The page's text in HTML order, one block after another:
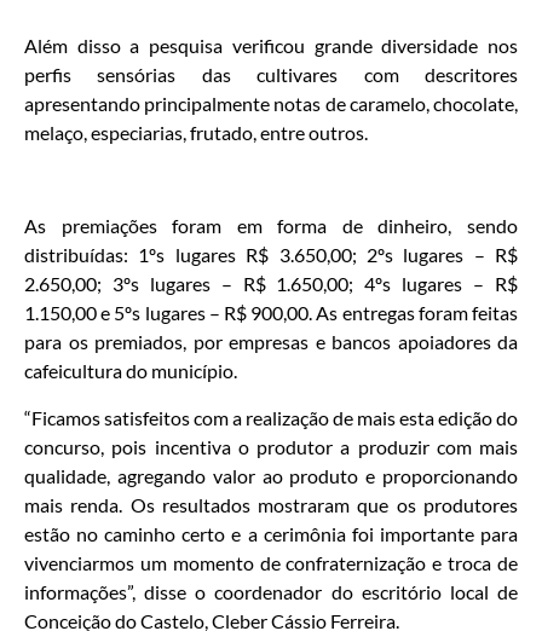
Além disso a pesquisa verificou grande diversidade nos
perfis sensórias das cultivares com descritores
apresentando principalmente notas de caramelo, chocolate,
melaço, especiarias, frutado, entre outros.
As premiações foram em forma de dinheiro, sendo
distribuídas: 1ºs lugares R$ 3.650,00; 2ºs lugares – R$
2.650,00; 3ºs lugares – R$ 1.650,00; 4ºs lugares – R$
1.150,00 e 5ºs lugares – R$ 900,00. As entregas foram feitas
para os premiados, por empresas e bancos apoiadores da
cafeicultura do município.
“Ficamos satisfeitos com a realização de mais esta edição do
concurso, pois incentiva o produtor a produzir com mais
qualidade, agregando valor ao produto e proporcionando
mais renda. Os resultados mostraram que os produtores
estão no caminho certo e a cerimônia foi importante para
vivenciarmos um momento de confraternização e troca de
informações”, disse o coordenador do escritório local de
Conceição do Castelo, Cleber Cássio Ferreira.